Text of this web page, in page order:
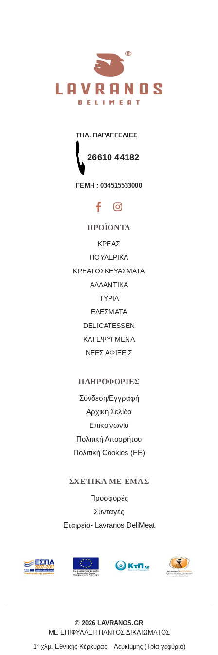
ΤΗΛ. ΠΑΡΑΓΓΕΛΊΕΣ
26610 44182
ΓΕΜΗ : 034515533000
ΠΡΟΪΌΝΤΑ
ΚΡΈΑΣ
ΠΟΥΛΕΡΙΚΆ
ΚΡΕΑΤΟΣΚΕΥΆΣΜΑΤΑ
ΑΛΛΑΝΤΙΚΆ
ΤΥΡΙΆ
ΕΔΈΣΜΑΤΑ
DELICATESSEN
ΚΑΤΕΨΥΓΜΈΝΑ
ΝΈΕΣ ΑΦΊΞΕΙΣ
ΠΛΗΡΟΦΟΡΊΕΣ
Σύνδεση/Εγγραφή
Αρχική Σελίδα
Επικοινωνία
Πολιτική Απορρήτου
Πολιτική Cookies (ΕΕ)
ΣΧΕΤΙΚΆ ΜΕ ΕΜΆΣ
Προσφορές
Συνταγές
Εταιρεία- Lavranos DeliMeat
© 2026 LAVRANOS.GR
ΜΕ ΕΠΙΦΎΛΑΞΗ ΠΑΝΤΌΣ ΔΙΚΑΙΏΜΑΤΟΣ
1° χλμ. Εθνικής Κέρκυρας – Λευκίμμης (Τρία γεφύρια)